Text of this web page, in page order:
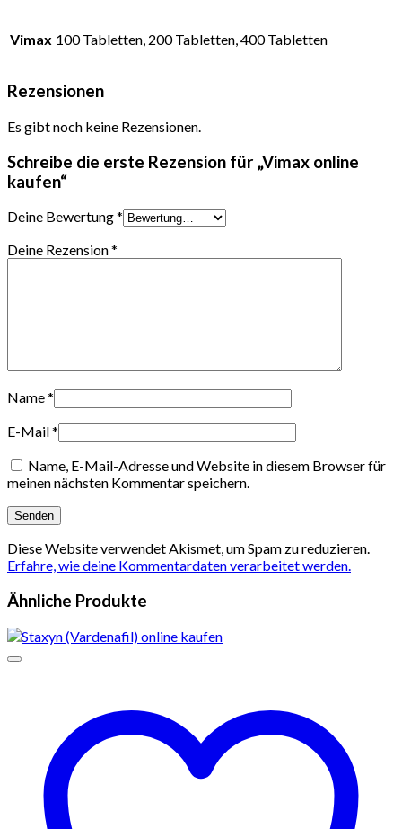
Vimax 100 Tabletten, 200 Tabletten, 400 Tabletten
Rezensionen
Es gibt noch keine Rezensionen.
Schreibe die erste Rezension für „Vimax online
kaufen“
Deine Bewertung*
Deine Rezension*
Name*
E-Mail*
Name, E-Mail-Adresse und Website in diesem Browser für
meinen nächsten Kommentar speichern.
Diese Website verwendet Akismet, um Spam zu reduzieren.
Erfahre, wie deine Kommentardaten verarbeitet werden.
Ähnliche Produkte